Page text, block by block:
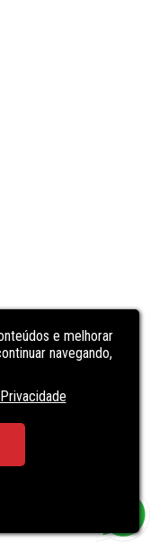
e melhorar
navegando,